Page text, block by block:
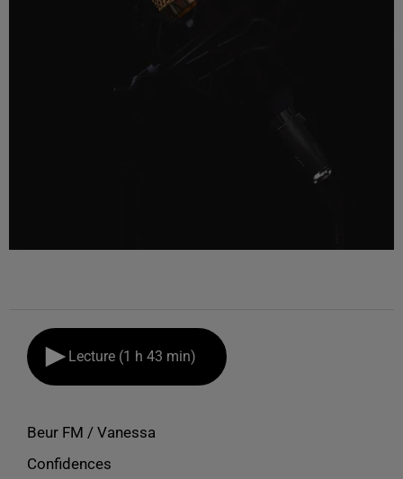
Lecture (1 h 43 min)
Beur FM / Vanessa
Confidences